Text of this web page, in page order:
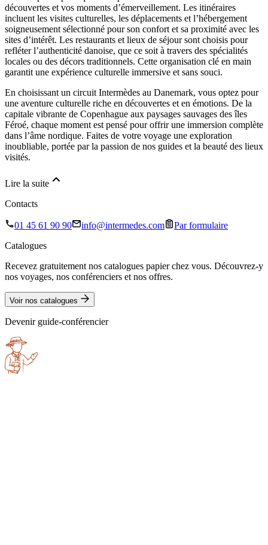
découvertes et vos moments d’émerveillement. Les itinéraires
incluent les visites culturelles, les déplacements et l’hébergement
soigneusement sélectionné pour son confort et sa proximité avec les
sites d’intérêt. Les restaurants et lieux de séjour sont choisis pour
refléter l’authenticité danoise, que ce soit à travers des spécialités
locales ou des décors traditionnels. Cette organisation clé en main
garantit une expérience culturelle immersive et sans souci.
En choisissant un circuit Intermèdes au Danemark, vous optez pour
une aventure culturelle riche en découvertes et en émotions. De la
capitale vibrante de Copenhague aux paysages sauvages des îles
Féroé, chaque moment est pensé pour offrir une immersion complète
dans l’âme nordique. Faites de votre voyage une exploration
inoubliable, portée par la passion de nos guides et la beauté des lieux
visités.
Lire la suite
Contacts
01 45 61 90 90 info@intermedes.com
Par formulaire
Catalogues
Recevez gratuitement nos catalogues papier chez vous. Découvrez-y
nos voyages, nos conférenciers et nos offres.
Voir nos catalogues
Devenir guide-conférencier